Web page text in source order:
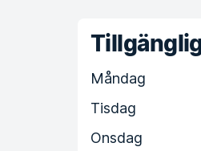
Måndag
Tisdag
Onsdag